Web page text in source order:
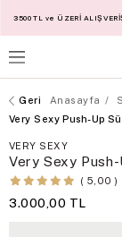
3500 TL ve ÜZERİ
Anasayfa
Very Sexy Push-Up
VERY SEXY
Very Sexy
5,00
3.000,00 TL